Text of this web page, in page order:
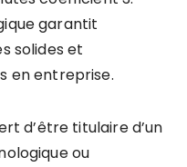
garantit
solides et
en entreprise.
d’être titulaire d’un
ou